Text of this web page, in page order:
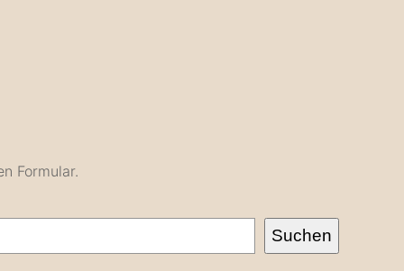
Formular.
Suchen